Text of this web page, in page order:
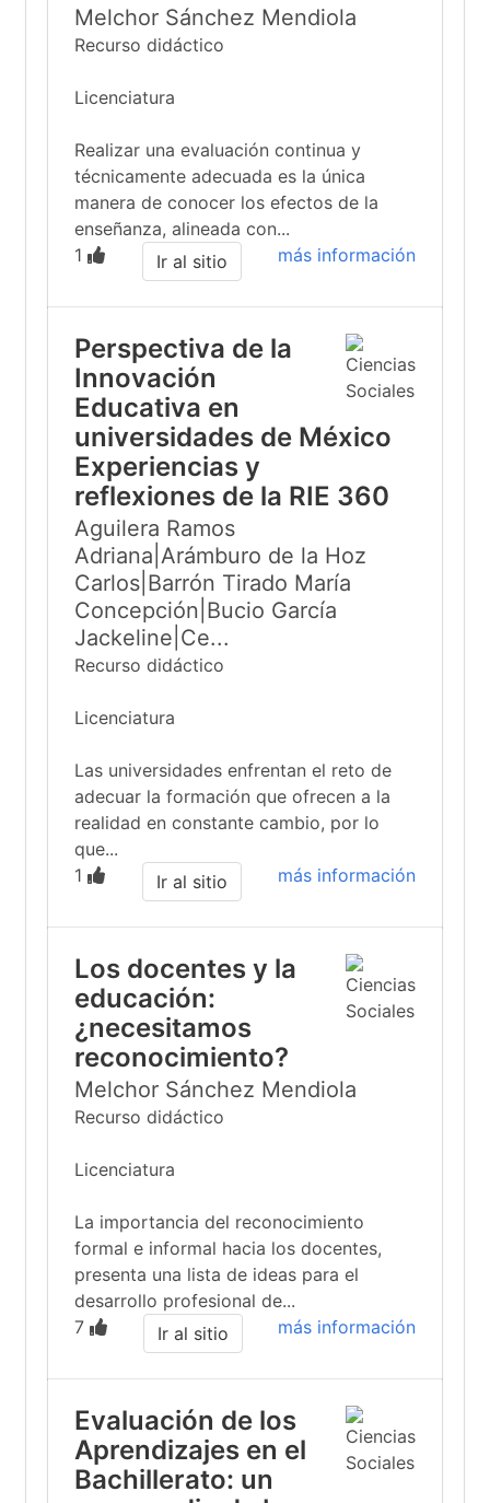
Melchor Sánchez Mendiola
Recurso didáctico
Licenciatura
Realizar una evaluación continua y
técnicamente adecuada es la única
manera de conocer los efectos de la
enseñanza, alineada con...
1
más información
Ir al sitio
Perspectiva de la
Innovación
Educativa en
universidades de México
Experiencias y
reflexiones de la RIE 360
Aguilera Ramos
Adriana|Arámburo de la Hoz
Carlos|Barrón Tirado María
Concepción|Bucio García
Jackeline|Ce...
Recurso didáctico
Licenciatura
Las universidades enfrentan el reto de
adecuar la formación que ofrecen a la
realidad en constante cambio, por lo
que...
1
más información
Ir al sitio
Los docentes y la
educación:
¿necesitamos
reconocimiento?
Melchor Sánchez Mendiola
Recurso didáctico
Licenciatura
La importancia del reconocimiento
formal e informal hacia los docentes,
presenta una lista de ideas para el
desarrollo profesional de...
7
más información
Ir al sitio
Evaluación de los
Aprendizajes en el
Bachillerato: un